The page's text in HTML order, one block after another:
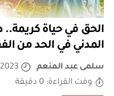
الحق في حياة كريمة..
المدني في الحد من
سلمى عبد المنعم
2023
وقت القراءة: 0 دقيقة